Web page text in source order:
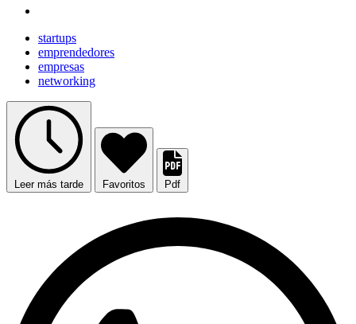
startups
emprendedores
empresas
networking
Leer más tarde Favoritos Pdf